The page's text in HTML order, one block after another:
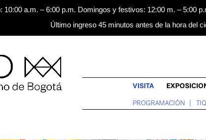
10:00 a.m. – 6:00 p.m. Domingos y festivos: 12:00 m. – 5:00
Último ingreso 45 minutos antes de la hora del
VISITA
PROGRAMACIÓN